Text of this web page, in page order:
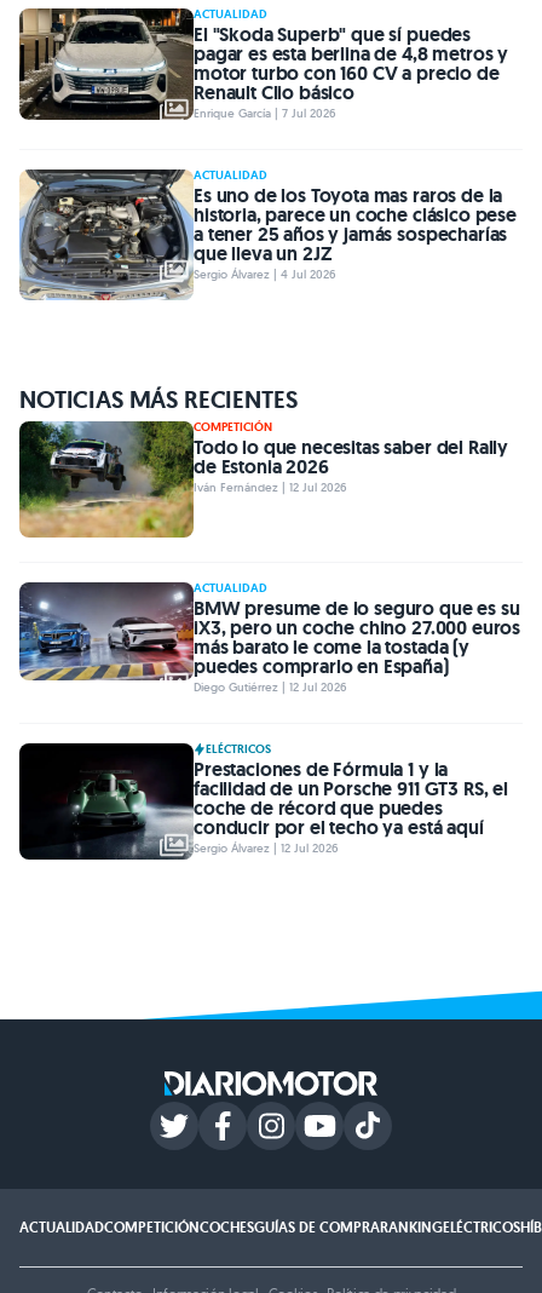
ACTUALIDAD
El "Skoda Superb" que sí puedes
pagar es esta berlina de 4,8 metros y
motor turbo con 160 CV a precio de
Renault Clio básico
Enrique García | 7 Jul 2026
ACTUALIDAD
Es uno de los Toyota mas raros de la
historia, parece un coche clásico pese
a tener 25 años y jamás sospecharías
que lleva un 2JZ
Sergio Álvarez | 4 Jul 2026
NOTICIAS MÁS RECIENTES
COMPETICIÓN
Todo lo que necesitas saber del Rally
de Estonia 2026
Iván Fernández | 12 Jul 2026
ACTUALIDAD
BMW presume de lo seguro que es su
iX3, pero un coche chino 27.000 euros
más barato le come la tostada (y
puedes comprarlo en España)
Diego Gutiérrez | 12 Jul 2026
ELÉCTRICOS
Prestaciones de Fórmula 1 y la
facilidad de un Porsche 911 GT3 RS, el
coche de récord que puedes
conducir por el techo ya está aquí
Sergio Álvarez | 12 Jul 2026
ACTUALIDADCOMPETICIÓNCOCHESGUÍAS DE COMPRARANKINGELÉCTRICOS